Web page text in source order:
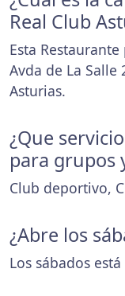
Real Club
Esta
Avda de La Salle
Asturias.
¿Que
para grupos
Club deportivo,
¿Abre los
Los sábados